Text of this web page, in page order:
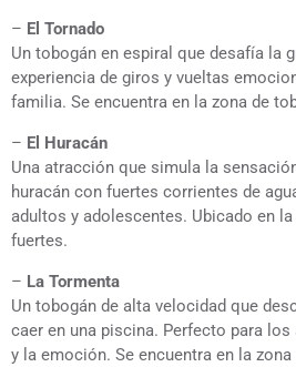
– El Tornado
Un tobogán en espiral que desafía la
experiencia de giros y vueltas
familia. Se encuentra en la zona de
– El Huracán
Una atracción que simula la
huracán con fuertes corrientes de
adultos y adolescentes. Ubicado en
fuertes.
– La Tormenta
Un tobogán de alta velocidad que
caer en una piscina. Perfecto para
y la emoción. Se encuentra en la